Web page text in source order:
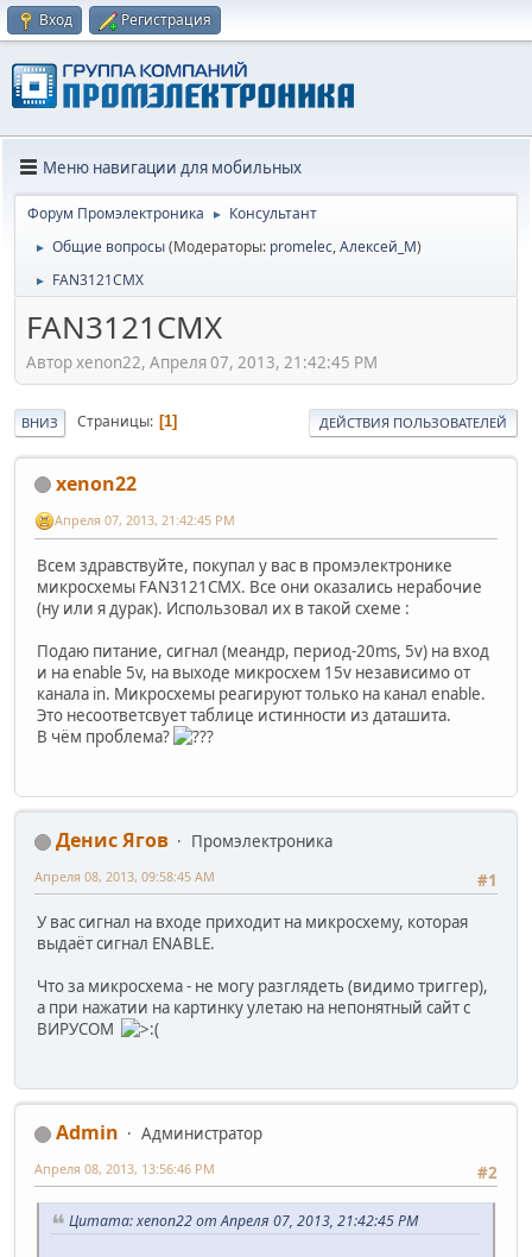
Вход Регистрация
Меню навигации для мобильных
Форум Промэлектроника ► Консультант
► Общие вопросы(Модераторы: promelec,Алексей_М)
► FAN3121CMX
FAN3121CMX
Автор xenon22, Апреля 07, 2013, 21:42:45 PM
ВНИЗ Страницы 1 ДЕЙСТВИЯ ПОЛЬЗОВАТЕЛЕЙ
xenon22
Апреля 07, 2013, 21:42:45 PM
Всем здравствуйте, покупал у вас в промэлектронике
микросхемы FAN3121CMX. Все они оказались нерабочие
(ну или я дурак). Использовал их в такой схеме :
Подаю питание, сигнал (меандр, период-20ms, 5v) на вход
и на enable 5v, на выходе микросхем 15v независимо от
канала in. Микросхемы реагируют только на канал enable.
Это несоответсвует таблице истинности из даташита.
В чём проблема?
Денис Ягов
Промэлектроника
#1
Апреля 08, 2013, 09:58:45 AM
У вас сигнал на входе приходит на микросхему, которая
выдаёт сигнал ENABLE.
Что за микросхема - не могу разглядеть (видимо триггер),
а при нажатии на картинку улетаю на непонятный сайт с
ВИРУСОМ
Admin
Администратор
#2
Апреля 08, 2013, 13:56:46 PM
Цитата: xenon22 от Апреля 07, 2013, 21:42:45 PM